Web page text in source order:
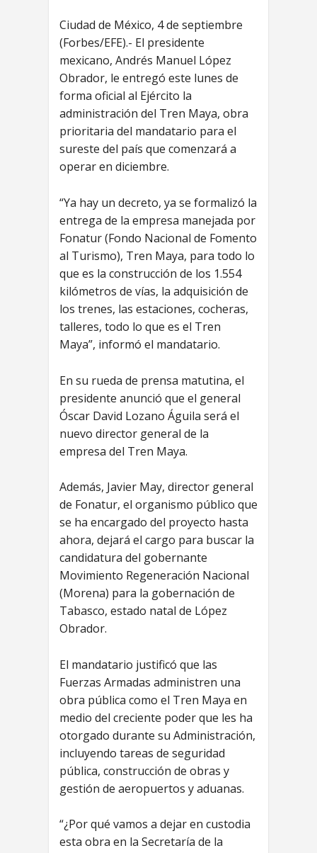
Ciudad de México, 4 de septiembre
(Forbes/EFE).- El presidente
mexicano, Andrés Manuel López
Obrador, le entregó este lunes de
forma oficial al Ejército la
administración del Tren Maya, obra
prioritaria del mandatario para el
sureste del país que comenzará a
operar en diciembre.
“Ya hay un decreto, ya se formalizó la
entrega de la empresa manejada por
Fonatur (Fondo Nacional de Fomento
al Turismo), Tren Maya, para todo lo
que es la construcción de los 1.554
kilómetros de vías, la adquisición de
los trenes, las estaciones, cocheras,
talleres, todo lo que es el Tren
Maya”, informó el mandatario.
En su rueda de prensa matutina, el
presidente anunció que el general
Óscar David Lozano Águila será el
nuevo director general de la
empresa del Tren Maya.
Además, Javier May, director general
de Fonatur, el organismo público que
se ha encargado del proyecto hasta
ahora, dejará el cargo para buscar la
candidatura del gobernante
Movimiento Regeneración Nacional
(Morena) para la gobernación de
Tabasco, estado natal de López
Obrador.
El mandatario justificó que las
Fuerzas Armadas administren una
obra pública como el Tren Maya en
medio del creciente poder que les ha
otorgado durante su Administración,
incluyendo tareas de seguridad
pública, construcción de obras y
gestión de aeropuertos y aduanas.
“¿Por qué vamos a dejar en custodia
esta obra en la Secretaría de la